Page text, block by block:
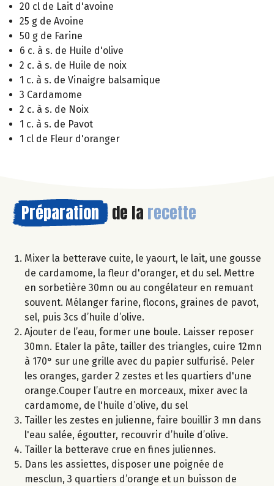
20 cl de Lait d'avoine
25 g de Avoine
50 g de Farine
6 c. à s. de Huile d'olive
2 c. à s. de Huile de noix
1 c. à s. de Vinaigre balsamique
3 Cardamome
2 c. à s. de Noix
1 c. à s. de Pavot
1 cl de Fleur d'oranger
Préparation de la recette
Mixer la betterave cuite, le yaourt, le lait, une gousse
de cardamome, la fleur d'oranger, et du sel. Mettre
en sorbetière 30mn ou au congélateur en remuant
souvent. Mélanger farine, flocons, graines de pavot,
sel, puis 3cs d’huile d’olive.
Ajouter de l’eau, former une boule. Laisser reposer
30mn. Etaler la pâte, tailler des triangles, cuire 12mn
à 170° sur une grille avec du papier sulfurisé. Peler
les oranges, garder 2 zestes et les quartiers d'une
orange.Couper l’autre en morceaux, mixer avec la
cardamome, de l'huile d’olive, du sel
Tailler les zestes en julienne, faire bouillir 3 mn dans
l'eau salée, égoutter, recouvrir d’huile d’olive.
Tailler la betterave crue en fines juliennes.
Dans les assiettes, disposer une poignée de
mesclun, 3 quartiers d’orange et un buisson de